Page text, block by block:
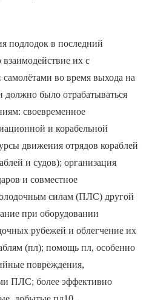
подлодок в последний
их с
во время выхода на
было отрабатываться
своевременное
и корабельной
движения отрядов кораблей
и судов); организация
и совместное
силам (ПЛС) другой
при оборудовании
рубежей и облегчение их
(пл); помощь пл, особенно
повреждения,
ПЛС; более эффективно